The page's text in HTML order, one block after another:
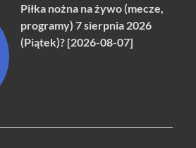
Piłka nożna na żywo (mecze,
programy) 7 sierpnia 2026
(Piątek)? [2026-08-07]